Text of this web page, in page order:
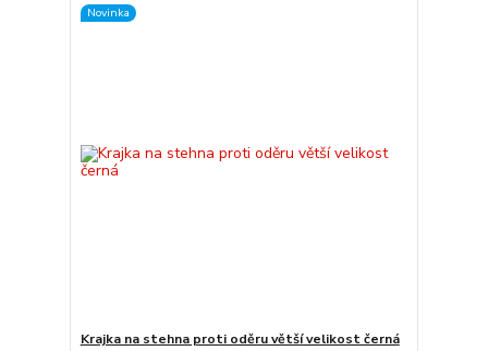
Novinka
Krajka na stehna proti oděru větší velikost černá